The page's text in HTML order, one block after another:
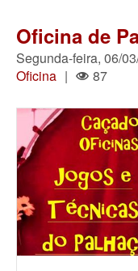
Oficina de
Segunda-feira, 06/
Oficina | 87